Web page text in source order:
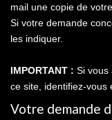
mail une copie de
Si votre demande
les indiquer.
IMPORTANT : Si vous
ce site, identifiez-vous
Votre demande